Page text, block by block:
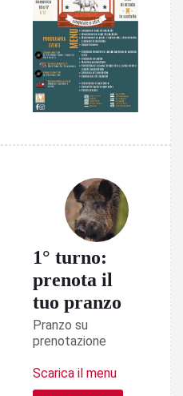
1° turno:
prenota il
tuo pranzo
Pranzo su
prenotazione
Scarica il menu